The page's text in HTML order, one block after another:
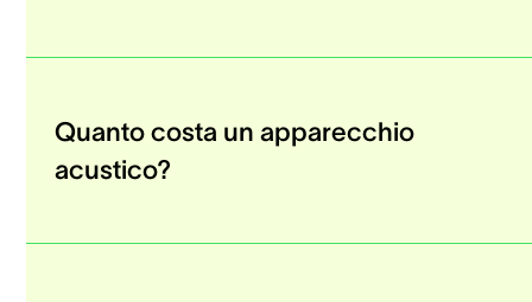
Quanto costa un apparecchio
acustico?